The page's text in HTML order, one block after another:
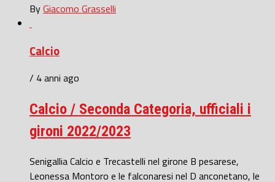
ByGiacomo Grasselli
Calcio
/ 4 anni ago
Calcio / Seconda Categoria, ufficiali i
gironi 2022/2023
Senigallia Calcio e Trecastelli nel girone B pesarese,
Leonessa Montoro e le falconaresi nel D anconetano, le